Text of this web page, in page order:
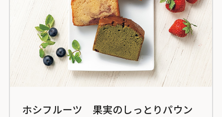
ホシフルーツ 果実のしっとりパウン